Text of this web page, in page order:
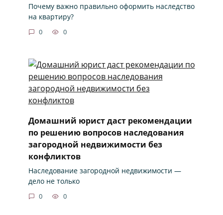
Почему важно правильно оформить наследство
на квартиру?
0 0
Домашний юрист даст рекомендации
по решению вопросов наследования
загородной недвижимости без
конфликтов
Наследование загородной недвижимости —
дело не только
0 0